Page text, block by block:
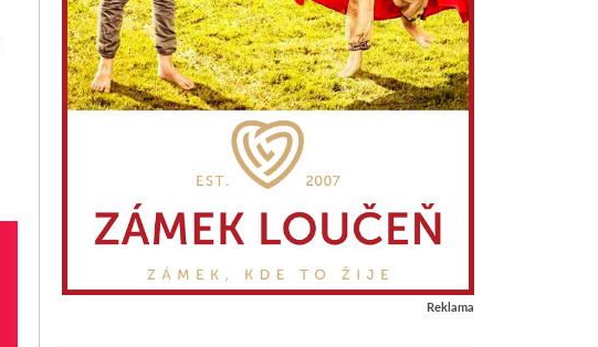
Reklama